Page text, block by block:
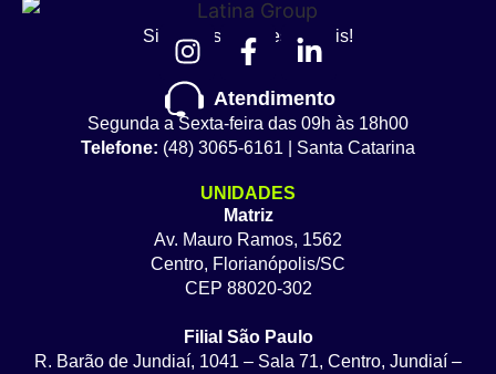
Siga nossas redes sociais!
Atendimento
Segunda a Sexta-feira das 09h às 18h00
Telefone: (48) 3065-6161 | Santa Catarina
UNIDADES
Matriz
Av. Mauro Ramos, 1562
Centro, Florianópolis/SC
CEP 88020-302
Filial São Paulo
R. Barão de Jundiaí, 1041 – Sala 71, Centro, Jundiaí –